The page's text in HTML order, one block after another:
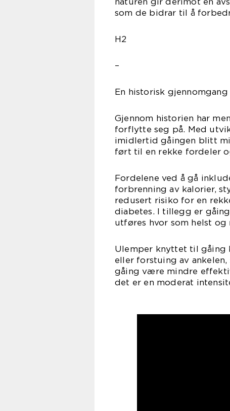
som de bidrar til å
H2
–
En historisk
Gjennom historien har
forflytte seg på. Med
imidlertid gåingen blitt
ført til en rekke fordeler
Fordelene ved å gå
forbrenning av kalorier,
redusert risiko for en
diabetes. I tillegg er
utføres hvor som helst og
Ulemper knyttet til gåing
eller forstuing av
gåing være mindre
det er en moderat